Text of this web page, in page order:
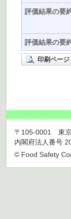
評価結果の要
評価結果の要
印刷ページ
〒105-0001 東
内閣府法人番号
© Food Safety